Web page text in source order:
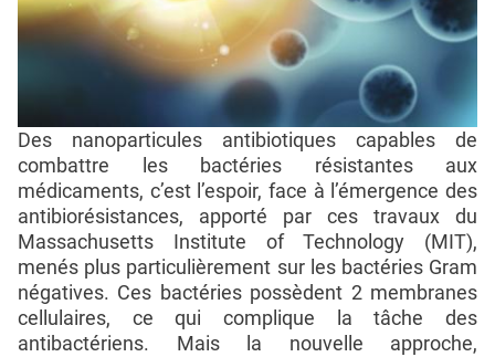
Des nanoparticules antibiotiques capables de
combattre les bactéries résistantes aux
médicaments, c’est l’espoir, face à l’émergence des
antibiorésistances, apporté par ces travaux du
Massachusetts Institute of Technology (MIT),
menés plus particulièrement sur les bactéries Gram
négatives. Ces bactéries possèdent 2 membranes
cellulaires, ce qui complique la tâche des
antibactériens. Mais la nouvelle approche,